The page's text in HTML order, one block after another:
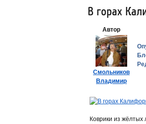
В горах
Автор
Смольников
Владимир
Коврики из жёлтых